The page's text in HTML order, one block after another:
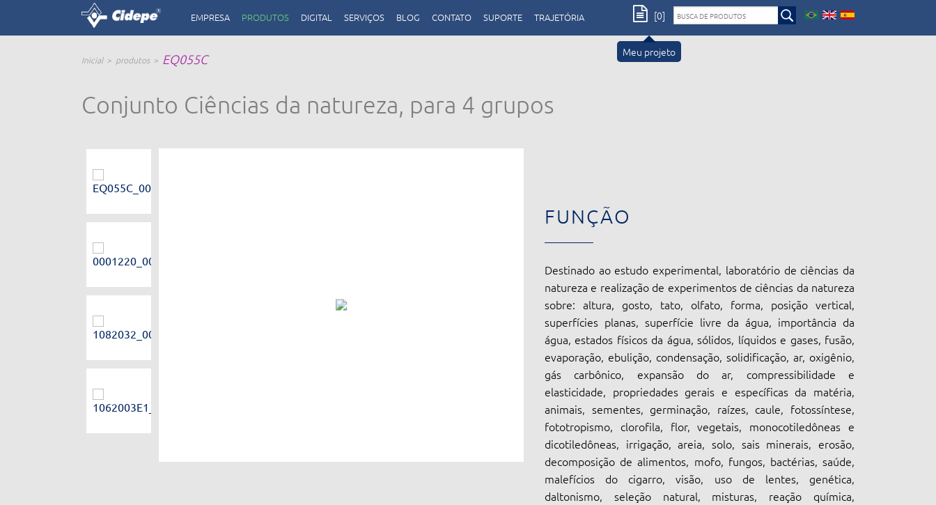
EMPRESA PRODUTOS DIGITAL SERVIÇOS BLOG CONTATO SUPORTE TRAJETÓRIA
Meu projeto
[0]
Inicial produtos EQ055C
Conjunto Ciências da natureza, para 4 grupos
FUNÇÃO
Destinado ao estudo experimental, laboratório de ciências da
natureza e realização de experimentos de ciências da natureza
sobre: altura, gosto, tato, olfato, forma, posição vertical,
superfícies planas, superfície livre da água, importância da
água, estados físicos da água, sólidos, líquidos e gases, fusão,
evaporação, ebulição, condensação, solidificação, ar, oxigênio,
gás carbônico, expansão do ar, compressibilidade e
elasticidade, propriedades gerais e específicas da matéria,
animais, sementes, germinação, raízes, caule, fotossíntese,
fototropismo, clorofila, flor, vegetais, monocotiledôneas e
dicotiledôneas, irrigação, areia, solo, sais minerais, erosão,
decomposição de alimentos, mofo, fungos, bactérias, saúde,
malefícios do cigarro, visão, uso de lentes, genética,
daltonismo, seleção natural, misturas, reação química,